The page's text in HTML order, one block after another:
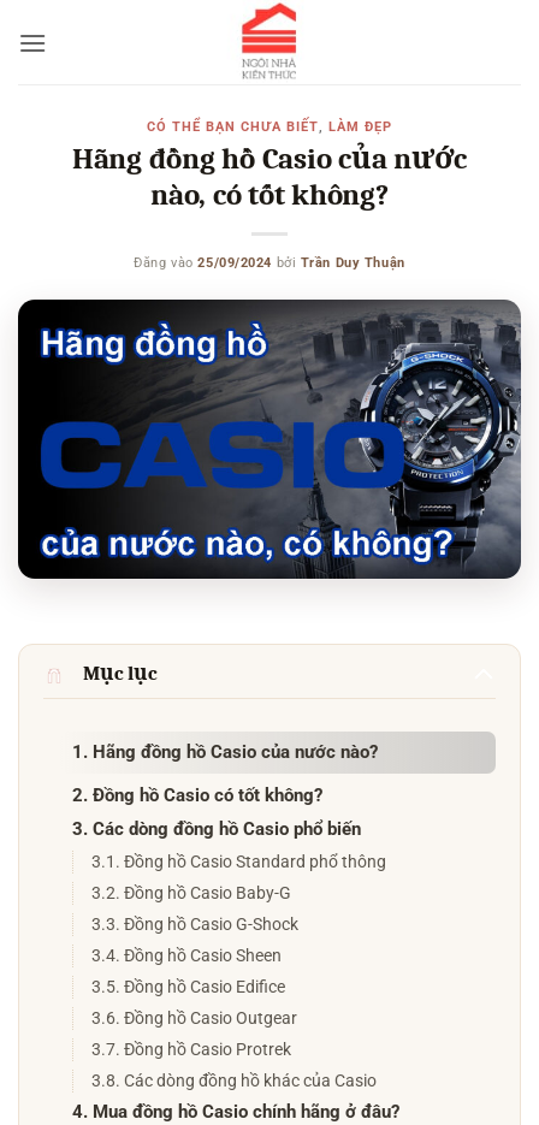
qua
CÓ THỂ BẠN CHƯA BIẾT, LÀM ĐẸP
Hãng đồng hồ Casio của nước
nào, có tốt không?
Đăng vào25/09/2024 bởi Trần Duy Thuận
Mục lục
1. Hãng đồng hồ Casio của nước nào?
2. Đồng hồ Casio có tốt không?
3. Các dòng đồng hồ Casio phổ biến
3.1. Đồng hồ Casio Standard phổ thông
3.2. Đồng hồ Casio Baby-G
3.3. Đồng hồ Casio G-Shock
3.4. Đồng hồ Casio Sheen
3.5. Đồng hồ Casio Edifice
3.6. Đồng hồ Casio Outgear
3.7. Đồng hồ Casio Protrek
3.8. Các dòng đồng hồ khác của Casio
4. Mua đồng hồ Casio chính hãng ở đâu?